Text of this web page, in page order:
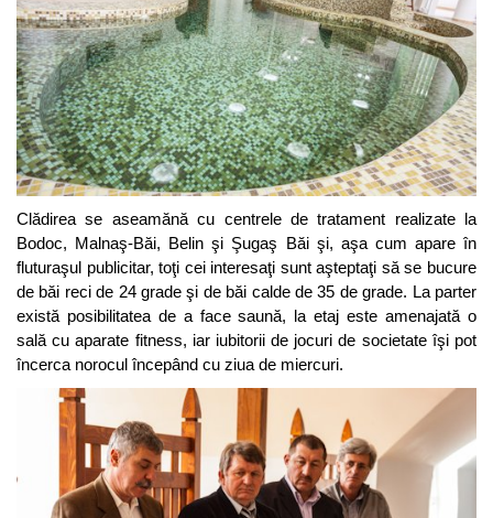
Clădirea se aseamănă cu centrele de tratament realizate la
Bodoc, Malnaş-Băi, Belin şi Şugaş Băi şi, aşa cum apare în
fluturaşul publicitar, toţi cei interesaţi sunt aşteptaţi să se bucure
de băi reci de 24 grade şi de băi calde de 35 de grade. La parter
există posibilitatea de a face saună, la etaj este amenajată o
sală cu aparate fitness, iar iubitorii de jocuri de societate îşi pot
încerca norocul începând cu ziua de miercuri.